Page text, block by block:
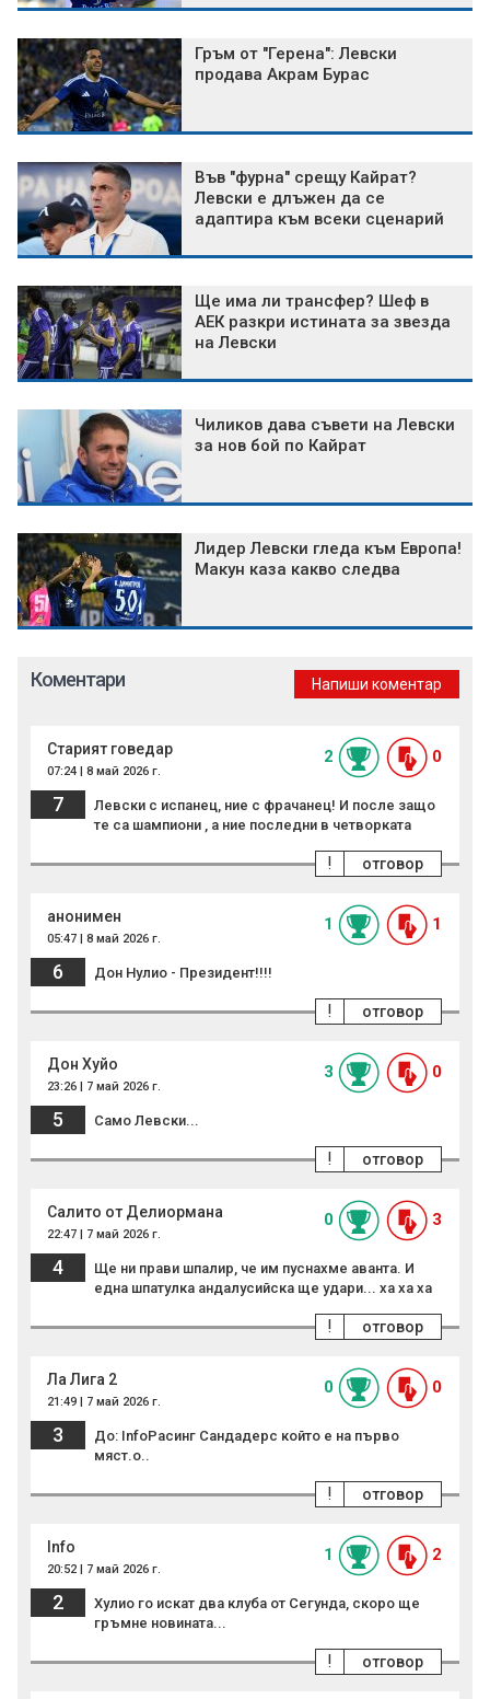
Гръм от "Герена": Левски
продава Акрам Бурас
Във "фурна" срещу Кайрат?
Левски е длъжен да се
адаптира към всеки сценарий
Ще има ли трансфер? Шеф в
АЕК разкри истината за звезда
на Левски
Чиликов дава съвети на Левски
за нов бой по Кайрат
Лидер Левски гледа към Европа!
Макун каза какво следва
Коментари Напиши коментар
Старият говедар
07:24 | 8 май 2026 г.
2 0
7
Левски с испанец, ние с фрачанец! И после защо
те са шампиони , а ние последни в четворката
отговор
!
анонимен
05:47 | 8 май 2026 г.
1 1
6 Дон Нулио - Президент!!!!
отговор
!
Дон Хуйо
23:26 | 7 май 2026 г.
3 0
5 Само Левски...
отговор
!
Салито от Делиормана
22:47 | 7 май 2026 г.
0 3
4
Ще ни прави шпалир, че им пуснахме аванта. И
една шпатулка андалусийска ще удари... ха ха ха
отговор
!
Ла Лига 2
21:49 | 7 май 2026 г.
0 0
3
До: InfoРасинг Сандадерс който е на първо
мяст.о..
отговор
!
Info
20:52 | 7 май 2026 г.
1 2
2
Хулио го искат два клуба от Сегунда, скоро ще
гръмне новината...
отговор
!